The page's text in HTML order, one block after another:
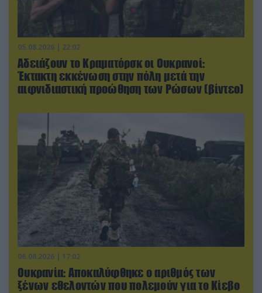
05.08.2026 | 22:02
Αδειάζουν το Κραματόρσκ οι Ουκρανοί:
Έκτακτη εκκένωση στην πόλη μετά την
αιφνιδιαστική προώθηση των Ρώσων (βίντεο)
06.08.2026 | 17:02
Ουκρανία: Αποκαλύφθηκε ο αριθμός των
ξένων εθελοντών που πολεμούν για το Κίεβο